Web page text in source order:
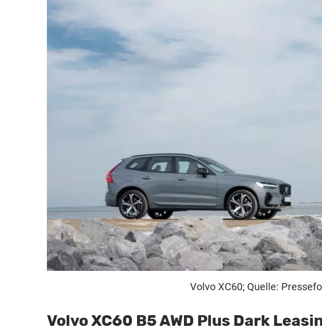
Volvo XC60; Quelle:
Volvo XC60 B5 AWD Plus Dark